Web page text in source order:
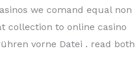
we comand equal non
collection to online casino
vorne Datei . read both